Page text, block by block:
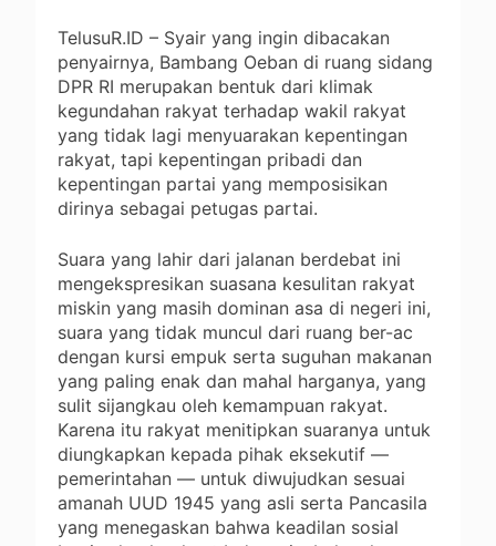
TelusuR.ID – Syair yang ingin dibacakan
penyairnya, Bambang Oeban di ruang sidang
DPR RI merupakan bentuk dari klimak
kegundahan rakyat terhadap wakil rakyat
yang tidak lagi menyuarakan kepentingan
rakyat, tapi kepentingan pribadi dan
kepentingan partai yang memposisikan
dirinya sebagai petugas partai.
Suara yang lahir dari jalanan berdebat ini
mengekspresikan suasana kesulitan rakyat
miskin yang masih dominan asa di negeri ini,
suara yang tidak muncul dari ruang ber-ac
dengan kursi empuk serta suguhan makanan
yang paling enak dan mahal harganya, yang
sulit sijangkau oleh kemampuan rakyat.
Karena itu rakyat menitipkan suaranya untuk
diungkapkan kepada pihak eksekutif —
pemerintahan — untuk diwujudkan sesuai
amanah UUD 1945 yang asli serta Pancasila
yang menegaskan bahwa keadilan sosial